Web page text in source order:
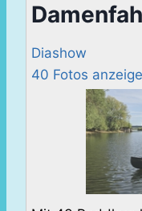
Diashow
40 Fotos